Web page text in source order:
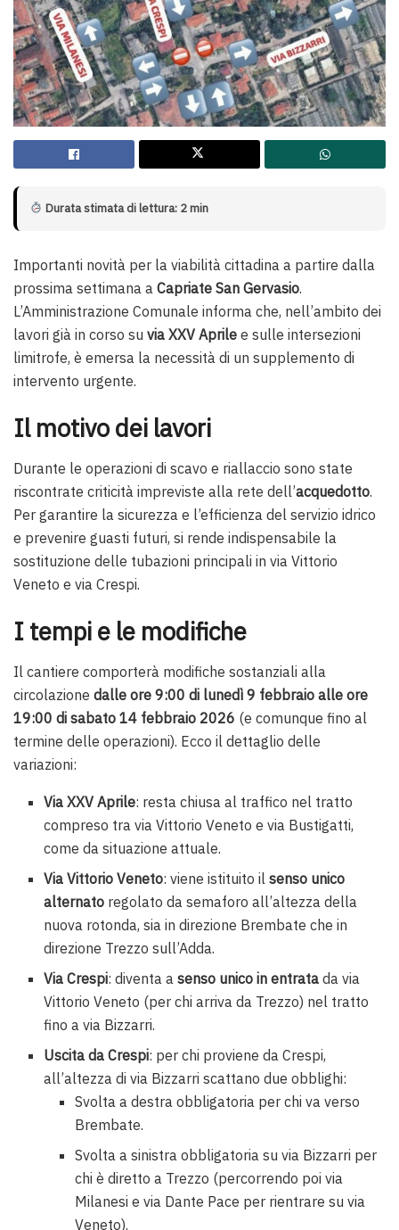
Durata stimata di lettura: 2 min
Importanti novità per la viabilità cittadina a partire dalla
prossima settimana a Capriate San Gervasio.
L’Amministrazione Comunale informa che, nell’ambito dei
lavori già in corso su via XXV Aprile e sulle intersezioni
limitrofe, è emersa la necessità di un supplemento di
intervento urgente.
Il motivo dei lavori
Durante le operazioni di scavo e riallaccio sono state
riscontrate criticità impreviste alla rete dell’acquedotto.
Per garantire la sicurezza e l’efficienza del servizio idrico
e prevenire guasti futuri, si rende indispensabile la
sostituzione delle tubazioni principali in via Vittorio
Veneto e via Crespi.
I tempi e le modifiche
Il cantiere comporterà modifiche sostanziali alla
circolazione dalle ore 9:00 di lunedì 9 febbraio alle ore
19:00 di sabato 14 febbraio 2026 (e comunque fino al
termine delle operazioni). Ecco il dettaglio delle
variazioni:
Via XXV Aprile: resta chiusa al traffico nel tratto
compreso tra via Vittorio Veneto e via Bustigatti,
come da situazione attuale.
Via Vittorio Veneto: viene istituito ilsenso unico
alternato regolato da semaforo all’altezza della
nuova rotonda, sia in direzione Brembate che in
direzione Trezzo sull’Adda.
Via Crespi: diventa asenso unico in entrata da via
Vittorio Veneto (per chi arriva da Trezzo) nel tratto
fino a via Bizzarri.
Uscita da Crespi: per chi proviene da Crespi,
all’altezza di via Bizzarri scattano due obblighi:
Svolta a destra obbligatoria per chi va verso
Brembate.
Svolta a sinistra obbligatoria su via Bizzarri per
chi è diretto a Trezzo (percorrendo poi via
Milanesi e via Dante Pace per rientrare su via
Veneto).